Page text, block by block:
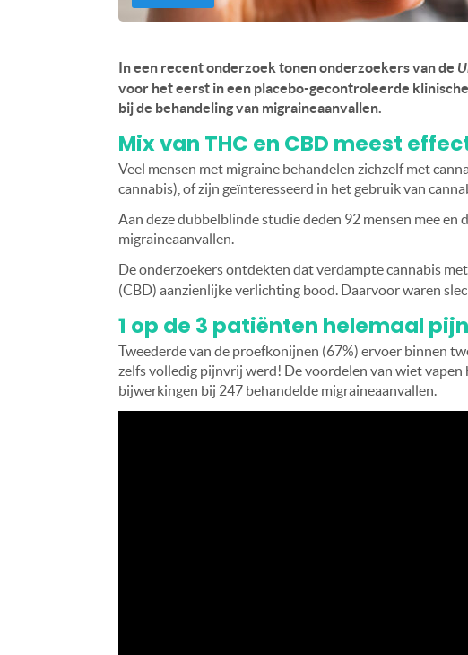
In een recent onderzoek tonen onderzoekers van de
voor het eerst in een placebo-gecontroleerde
bij de behandeling van migraineaanvallen.
Mix van THC en CBD meest
Veel mensen met migraine behandelen zichzelf met
cannabis), of zijn geïnteresseerd in het gebruik van
Aan deze dubbelblinde studie deden 92 mensen mee en
migraineaanvallen.
De onderzoekers ontdekten dat verdampte cannabis
(CBD) aanzienlijke verlichting bood. Daarvoor waren
1 op de 3 patiënten helemaal
Tweederde van de proefkonijnen (67%) ervoer binnen
zelfs volledig pijnvrij werd! De voordelen van wiet
bijwerkingen bij 247 behandelde migraineaanvallen.